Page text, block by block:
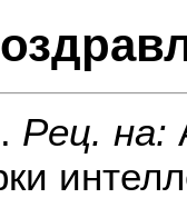
Рец. на: